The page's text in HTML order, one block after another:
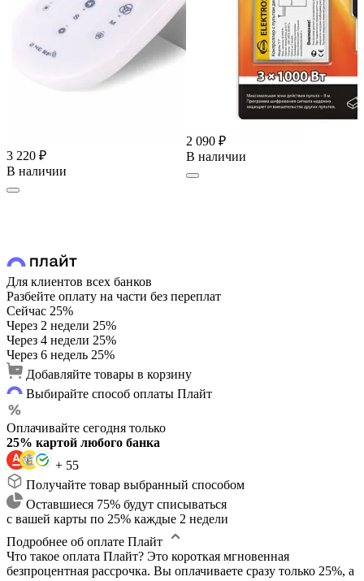
3 220 ₽
В наличии
2 090 ₽
В наличии
Для клиентов всех банков
Разбейте оплату на части без переплат
Сейчас 25%
Через 2 недели 25%
Через 4 недели 25%
Через 6 недель 25%
Добавляйте товары в корзину
Выбирайте способ оплаты Плайт
Оплачивайте сегодня только
25% картой любого банка
+ 55
Получайте товар выбранный способом
Оставшиеся 75% будут списываться
с вашей карты по 25% каждые 2 недели
Подробнее об оплате Плайт
Что такое оплата Плайт? Это короткая мгновенная
безпроцентная рассрочка. Вы оплачиваете сразу только 25%, а